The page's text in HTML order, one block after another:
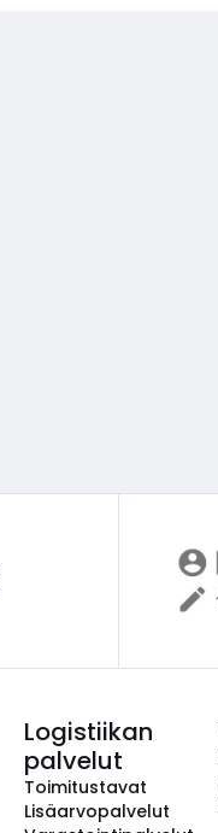
Logistiikan
palvelut
Toimitustavat
Lisäarvopalvelut